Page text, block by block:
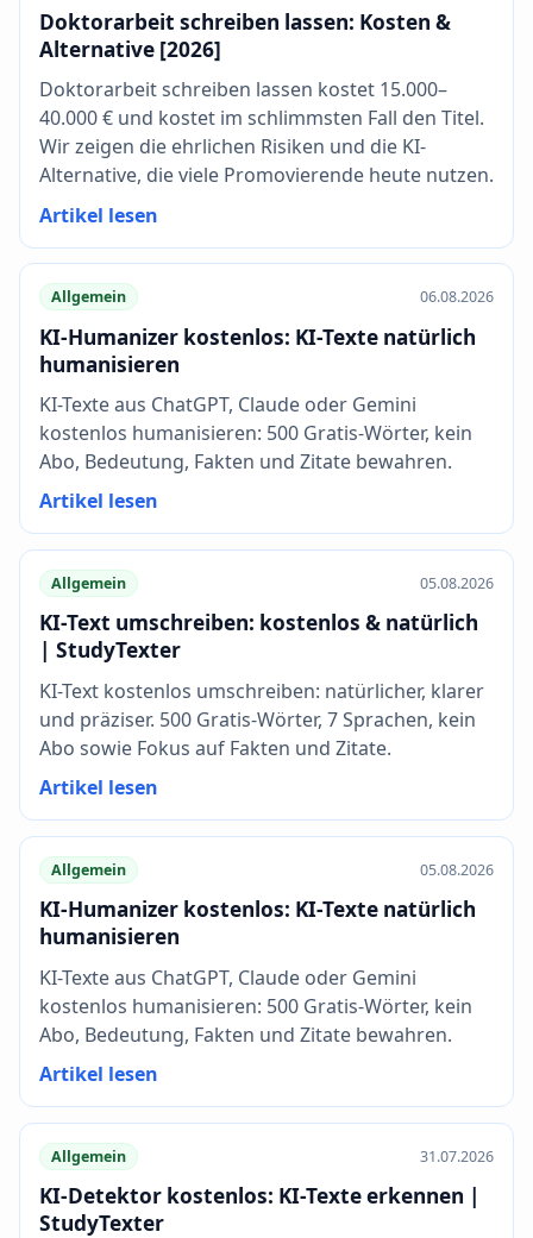
Doktorarbeit schreiben lassen: Kosten &
Alternative [2026]
Doktorarbeit schreiben lassen kostet 15.000–
40.000 € und kostet im schlimmsten Fall den Titel.
Wir zeigen die ehrlichen Risiken und die KI-
Alternative, die viele Promovierende heute nutzen.
Artikel lesen
Allgemein 06.08.2026
KI-Humanizer kostenlos: KI-Texte natürlich
humanisieren
KI-Texte aus ChatGPT, Claude oder Gemini
kostenlos humanisieren: 500 Gratis-Wörter, kein
Abo, Bedeutung, Fakten und Zitate bewahren.
Artikel lesen
Allgemein 05.08.2026
KI-Text umschreiben: kostenlos & natürlich
| StudyTexter
KI-Text kostenlos umschreiben: natürlicher, klarer
und präziser. 500 Gratis-Wörter, 7 Sprachen, kein
Abo sowie Fokus auf Fakten und Zitate.
Artikel lesen
Allgemein 05.08.2026
KI-Humanizer kostenlos: KI-Texte natürlich
humanisieren
KI-Texte aus ChatGPT, Claude oder Gemini
kostenlos humanisieren: 500 Gratis-Wörter, kein
Abo, Bedeutung, Fakten und Zitate bewahren.
Artikel lesen
Allgemein 31.07.2026
KI-Detektor kostenlos: KI-Texte erkennen |
StudyTexter